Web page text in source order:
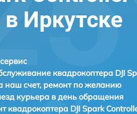
Иркутске
квадрокоптера DJI
наш счет, ремонт по желанию
курьера в день обращения
квадрокоптера DJI Spark